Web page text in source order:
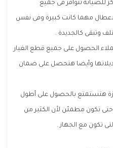
للصيانة تتوافر فى جميع
مهما كانت كبيرة وفى نفس
وتبقى كالجديدة .
الحصول على جميع قطع الغيار
وأيضا هتحصل على ضمان
هتستمتع بالحصول على أطول
تكون مطمئن لأن الكثير من
تكون مع الجهاز .